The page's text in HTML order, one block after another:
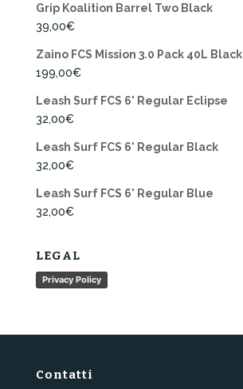
Grip Koalition Barrel Two Black
39,00€
Zaino FCS Mission 3.0 Pack 40L Black
199,00€
Leash Surf FCS 6' Regular Eclipse
32,00€
Leash Surf FCS 6' Regular Black
32,00€
Leash Surf FCS 6' Regular Blue
32,00€
LEGAL
Privacy Policy
Contatti